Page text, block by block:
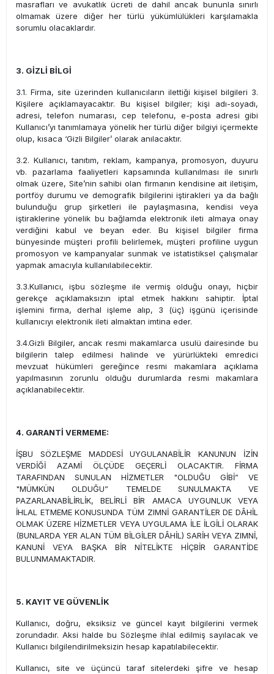
masrafları ve avukatlık ücreti de dahil ancak bununla sınırlı
olmamak üzere diğer her türlü yükümlülükleri karşılamakla
sorumlu olacaklardır.
3. GİZLİ BİLGİ
3.1. Firma, site üzerinden kullanıcıların ilettiği kişisel bilgileri 3.
Kişilere açıklamayacaktır. Bu kişisel bilgiler; kişi adı-soyadı,
adresi, telefon numarası, cep telefonu, e-posta adresi gibi
Kullanıcı’yı tanımlamaya yönelik her türlü diğer bilgiyi içermekte
olup, kısaca ‘Gizli Bilgiler’ olarak anılacaktır.
3.2. Kullanıcı, tanıtım, reklam, kampanya, promosyon, duyuru
vb. pazarlama faaliyetleri kapsamında kullanılması ile sınırlı
olmak üzere, Site’nin sahibi olan firmanın kendisine ait iletişim,
portföy durumu ve demografik bilgilerini iştirakleri ya da bağlı
bulunduğu grup şirketleri ile paylaşmasına, kendisi veya
iştiraklerine yönelik bu bağlamda elektronik ileti almaya onay
verdiğini kabul ve beyan eder. Bu kişisel bilgiler firma
bünyesinde müşteri profili belirlemek, müşteri profiline uygun
promosyon ve kampanyalar sunmak ve istatistiksel çalışmalar
yapmak amacıyla kullanılabilecektir.
3.3.Kullanıcı, işbu sözleşme ile vermiş olduğu onayı, hiçbir
gerekçe açıklamaksızın iptal etmek hakkını sahiptir. İptal
işlemini firma, derhal işleme alıp, 3 (üç) işgünü içerisinde
kullanıcıyı elektronik ileti almaktan imtina eder.
3.4.Gizli Bilgiler, ancak resmi makamlarca usulü dairesinde bu
bilgilerin talep edilmesi halinde ve yürürlükteki emredici
mevzuat hükümleri gereğince resmi makamlara açıklama
yapılmasının zorunlu olduğu durumlarda resmi makamlara
açıklanabilecektir.
4. GARANTİ VERMEME:
İŞBU SÖZLEŞME MADDESİ UYGULANABİLİR KANUNUN İZİN
VERDİĞİ AZAMİ ÖLÇÜDE GEÇERLİ OLACAKTIR. FİRMA
TARAFINDAN SUNULAN HİZMETLER "OLDUĞU GİBİ” VE
"MÜMKÜN OLDUĞU” TEMELDE SUNULMAKTA VE
PAZARLANABİLİRLİK, BELİRLİ BİR AMACA UYGUNLUK VEYA
İHLAL ETMEME KONUSUNDA TÜM ZIMNİ GARANTİLER DE DÂHİL
OLMAK ÜZERE HİZMETLER VEYA UYGULAMA İLE İLGİLİ OLARAK
(BUNLARDA YER ALAN TÜM BİLGİLER DÂHİL) SARİH VEYA ZIMNİ,
KANUNİ VEYA BAŞKA BİR NİTELİKTE HİÇBİR GARANTİDE
BULUNMAMAKTADIR.
5. KAYIT VE GÜVENLİK
Kullanıcı, doğru, eksiksiz ve güncel kayıt bilgilerini vermek
zorundadır. Aksi halde bu Sözleşme ihlal edilmiş sayılacak ve
Kullanıcı bilgilendirilmeksizin hesap kapatılabilecektir.
Kullanıcı, site ve üçüncü taraf sitelerdeki şifre ve hesap